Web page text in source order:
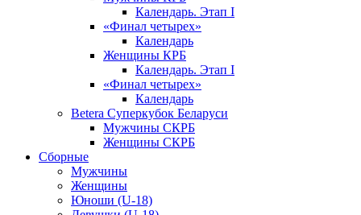
Календарь. Этап I
«Финал четырех»
Календарь
Женщины КРБ
Календарь. Этап I
«Финал четырех»
Календарь
Betera Суперкубок Беларуси
Мужчины СКРБ
Женщины СКРБ
Сборные
Мужчины
Женщины
Юноши (U-18)